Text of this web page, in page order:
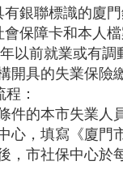
銀聯標識的廈
保障卡和本人
以前就業或有
開具的失業保險
：
件的本市失業人
心，填寫《廈門
，市社保中心於